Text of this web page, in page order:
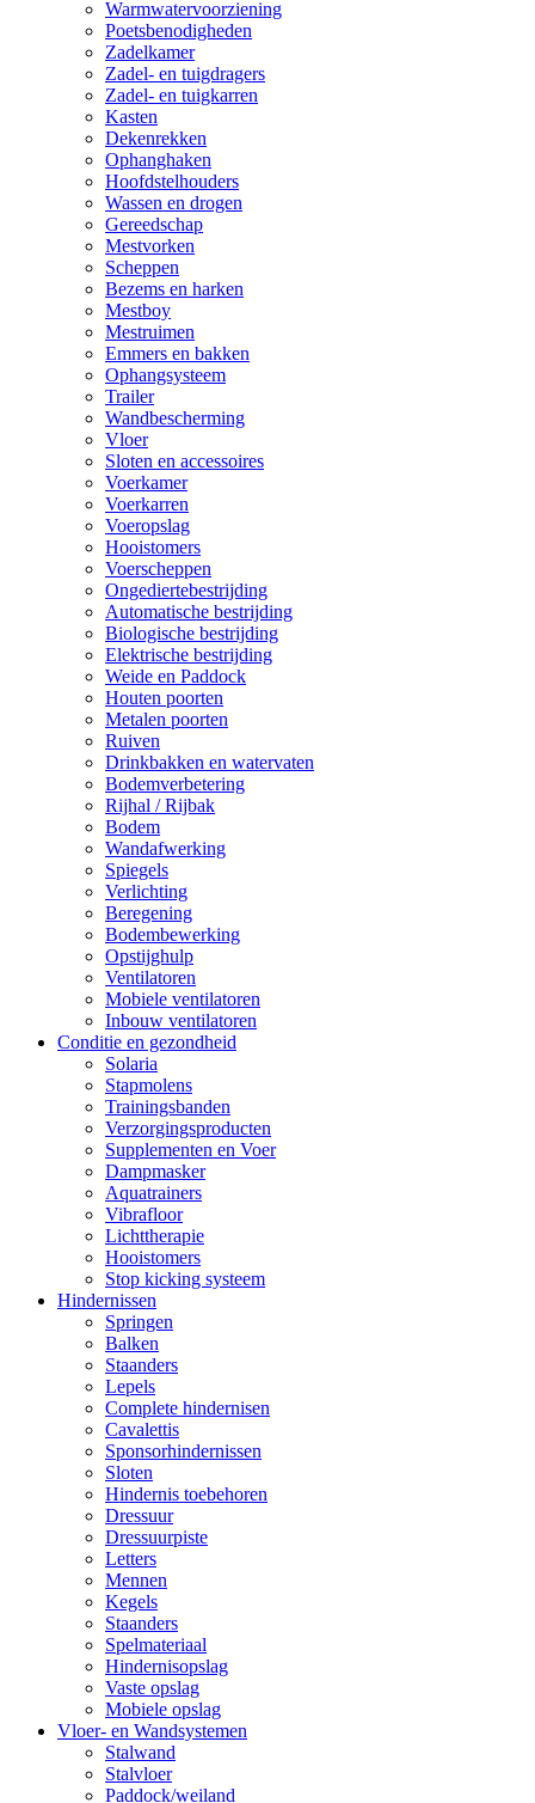
Warmwatervoorziening
Poetsbenodigheden
Zadelkamer
Zadel- en tuigdragers
Zadel- en tuigkarren
Kasten
Dekenrekken
Ophanghaken
Hoofdstelhouders
Wassen en drogen
Gereedschap
Mestvorken
Scheppen
Bezems en harken
Mestboy
Mestruimen
Emmers en bakken
Ophangsysteem
Trailer
Wandbescherming
Vloer
Sloten en accessoires
Voerkamer
Voerkarren
Voeropslag
Hooistomers
Voerscheppen
Ongediertebestrijding
Automatische bestrijding
Biologische bestrijding
Elektrische bestrijding
Weide en Paddock
Houten poorten
Metalen poorten
Ruiven
Drinkbakken en watervaten
Bodemverbetering
Rijhal / Rijbak
Bodem
Wandafwerking
Spiegels
Verlichting
Beregening
Bodembewerking
Opstijghulp
Ventilatoren
Mobiele ventilatoren
Inbouw ventilatoren
Conditie en gezondheid
Solaria
Stapmolens
Trainingsbanden
Verzorgingsproducten
Supplementen en Voer
Dampmasker
Aquatrainers
Vibrafloor
Lichttherapie
Hooistomers
Stop kicking systeem
Hindernissen
Springen
Balken
Staanders
Lepels
Complete hindernisen
Cavalettis
Sponsorhindernissen
Sloten
Hindernis toebehoren
Dressuur
Dressuurpiste
Letters
Mennen
Kegels
Staanders
Spelmateriaal
Hindernisopslag
Vaste opslag
Mobiele opslag
Vloer- en Wandsystemen
Stalwand
Stalvloer
Paddock/weiland